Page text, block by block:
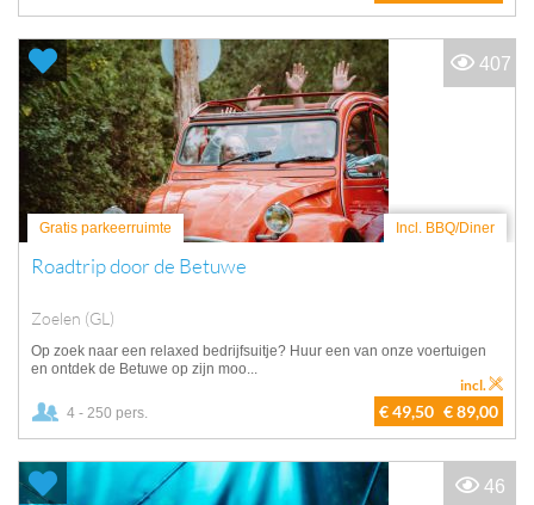
Gratis parkeerruimte Incl. BBQ/Diner
Roadtrip door de Betuwe
Zoelen (GL)
Op zoek naar een relaxed bedrijfsuitje? Huur een van onze voertuigen
en ontdek de Betuwe op zijn moo...
4 - 250 pers. € 49,50 € 89,00
incl.
407
46